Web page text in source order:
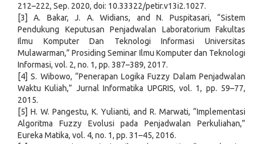
212–222, Sep. 2020, doi: 10.33322/petir.v13i2.1027.
[3] A. Bakar, J. A. Widians, and N. Puspitasari, “Sistem
Pendukung Keputusan Penjadwalan Laboratorium Fakultas
Ilmu Komputer Dan Teknologi Informasi Universitas
Mulawarman,” Prosiding Seminar Ilmu Komputer dan Teknologi
Informasi, vol. 2, no. 1, pp. 387–389, 2017.
[4] S. Wibowo, “Penerapan Logika Fuzzy Dalam Penjadwalan
Waktu Kuliah,” Jurnal Informatika UPGRIS, vol. 1, pp. 59–77,
2015.
[5] H. W. Pangestu, K. Yulianti, and R. Marwati, “Implementasi
Algoritma Fuzzy Evolusi pada Penjadwalan Perkuliahan,”
Eureka Matika, vol. 4, no. 1, pp. 31–45, 2016.